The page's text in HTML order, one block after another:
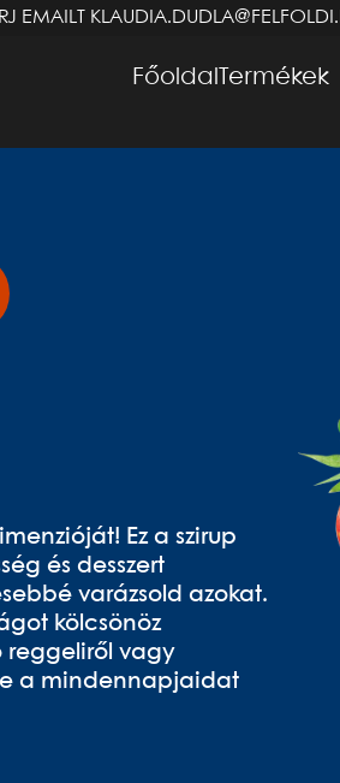
EMAILT
Főoldal Termékek
Ez a szirup
és desszert
varázsold azokat.
kölcsönöz
reggeliről vagy
a mindennapjaidat